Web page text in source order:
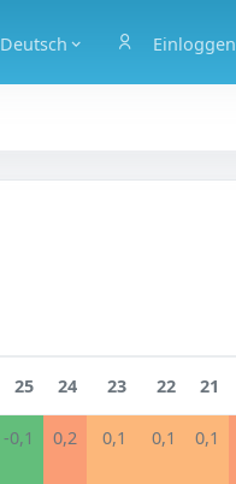
Deutsch Einloggen
25 24 23 22 21
-0,1 0,2 0,1 0,1 0,1